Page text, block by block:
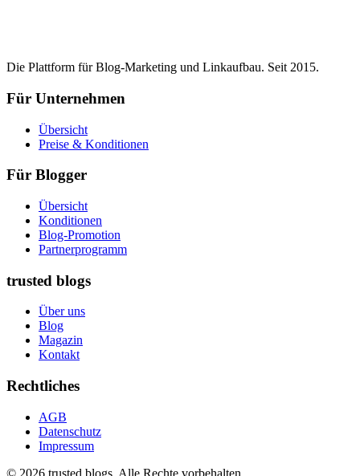
Die Plattform für Blog-Marketing und Linkaufbau. Seit 2015.
Für Unternehmen
Übersicht
Preise & Konditionen
Für Blogger
Übersicht
Konditionen
Blog-Promotion
Partnerprogramm
trusted blogs
Über uns
Blog
Magazin
Kontakt
Rechtliches
AGB
Datenschutz
Impressum
© 2026 trusted blogs. Alle Rechte vorbehalten.